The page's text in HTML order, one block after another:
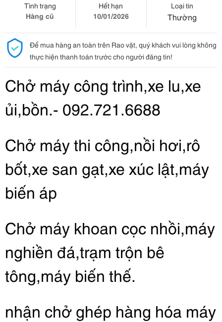
Tình trạng
Hàng cũ
Hết hạn
10/01/2026
Loại tin
Thường
Để mua hàng an toàn trên Rao vặt, quý khách vui lòng không
thực hiện thanh toán trước cho người đăng tin!
Chở máy công trình,xe lu,xe
ủi,bồn.- 092.721.6688
Chở máy thi công,nồi hơi,rô
bốt,xe san gạt,xe xúc lật,máy
biến áp
Chở máy khoan cọc nhồi,máy
nghiền đá,trạm trộn bê
tông,máy biến thế.
nhận chở ghép hàng hóa máy